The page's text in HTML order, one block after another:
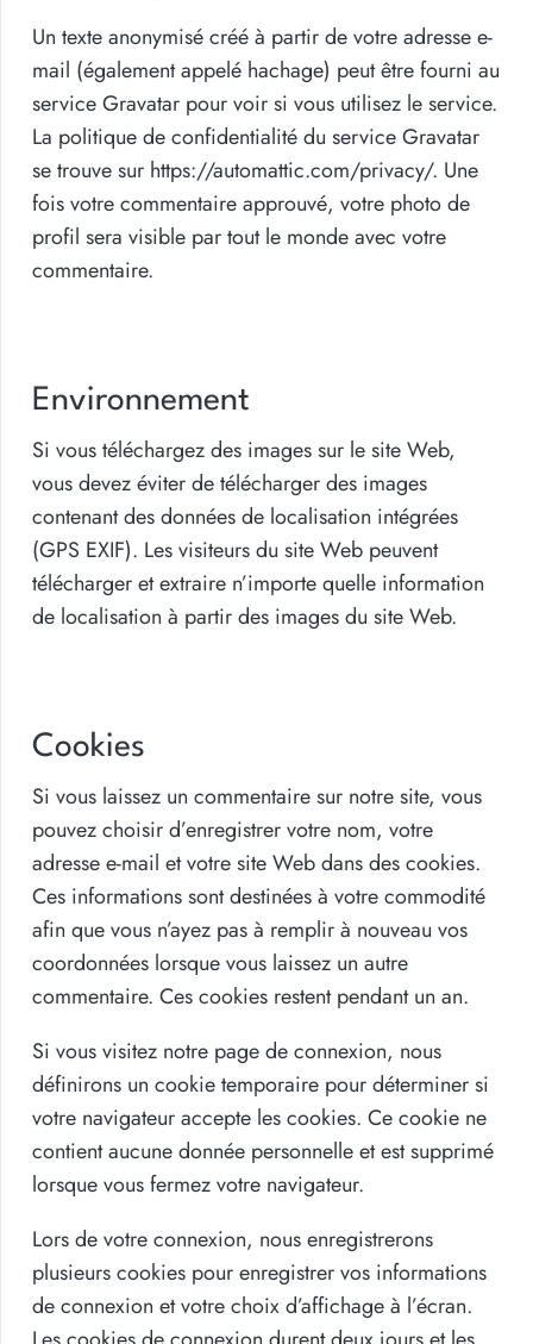
Un texte anonymisé créé à partir de votre adresse e-
mail (également appelé hachage) peut être fourni au
service Gravatar pour voir si vous utilisez le service.
La politique de confidentialité du service Gravatar
se trouve sur https://automattic.com/privacy/. Une
fois votre commentaire approuvé, votre photo de
profil sera visible par tout le monde avec votre
commentaire.
Environnement
Si vous téléchargez des images sur le site Web,
vous devez éviter de télécharger des images
contenant des données de localisation intégrées
(GPS EXIF). Les visiteurs du site Web peuvent
télécharger et extraire n’importe quelle information
de localisation à partir des images du site Web.
Cookies
Si vous laissez un commentaire sur notre site, vous
pouvez choisir d’enregistrer votre nom, votre
adresse e-mail et votre site Web dans des cookies.
Ces informations sont destinées à votre commodité
afin que vous n’ayez pas à remplir à nouveau vos
coordonnées lorsque vous laissez un autre
commentaire. Ces cookies restent pendant un an.
Si vous visitez notre page de connexion, nous
définirons un cookie temporaire pour déterminer si
votre navigateur accepte les cookies. Ce cookie ne
contient aucune donnée personnelle et est supprimé
lorsque vous fermez votre navigateur.
Lors de votre connexion, nous enregistrerons
plusieurs cookies pour enregistrer vos informations
de connexion et votre choix d’affichage à l’écran.